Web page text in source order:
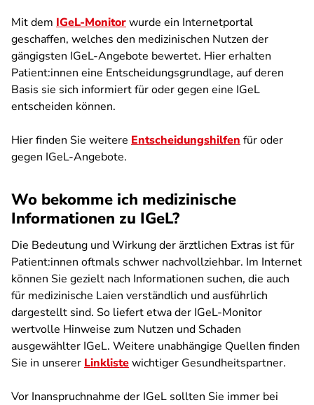
Mit dem IGeL-Monitorwurde ein Internetportal
geschaffen, welches den medizinischen Nutzen der
gängigsten IGeL-Angebote bewertet. Hier erhalten
Patient:innen eine Entscheidungsgrundlage, auf deren
Basis sie sich informiert für oder gegen eine IGeL
entscheiden können.
Hier finden Sie weitere Entscheidungshilfen für oder
gegen IGeL-Angebote.
Wo bekomme ich medizinische
Informationen zu IGeL?
Die Bedeutung und Wirkung der ärztlichen Extras ist für
Patient:innen oftmals schwer nachvollziehbar. Im Internet
können Sie gezielt nach Informationen suchen, die auch
für medizinische Laien verständlich und ausführlich
dargestellt sind. So liefert etwa der IGeL-Monitor
wertvolle Hinweise zum Nutzen und Schaden
ausgewählter IGeL. Weitere unabhängige Quellen finden
Sie in unserer Linklistewichtiger Gesundheitspartner.
Vor Inanspruchnahme der IGeL sollten Sie immer bei